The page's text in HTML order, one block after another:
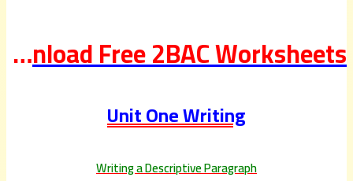
Download Free 2BAC Worksheets
Unit One Writing
Writing a Descriptive Paragraph